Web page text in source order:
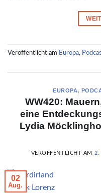
Veröffentlicht am Europa,
EUROPA,
WW420:
eine
Lydia
VERÖFFENTLICHT AM 2.
© Erik Lorenz
02
Aug.